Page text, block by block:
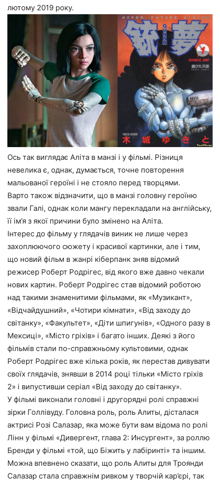
лютому 2019 року.
Ось так виглядає Аліта в манзі і у фільмі. Різниця
невелика є, однак, думається, точне повторення
мальованої героїні і не стояло перед творцями.
Варто також відзначити, що в манзі головну героїню
звали Галі, однак коли мангу перекладали на англійську,
її ім’я з якої причини було змінено на Аліта.
Інтерес до фільму у глядачів виник не лише через
захоплюючого сюжету і красивої картинки, але і тим,
що новий фільм в жанрі кіберпанк зняв відомий
режисер Роберт Родрігес, від якого вже давно чекали
нових картин. Роберт Родрігес став відомий роботою
над такими знаменитими фільмами, як «Музикант»,
«Відчайдушний», «Чотири кімнати», «Від заходу до
світанку», «Факультет», «Діти шпигунів», «Одного разу в
Мексиці», «Місто гріхів» і багато інших. Деякі з його
фільмів стали по-справжньому культовими, однак
Роберт Родрігес вже кілька років, як перестав дивувати
своїх глядачів, знявши в 2014 році тільки «Місто гріхів
2» і випустивши серіал «Від заходу до світанку».
У фільмі виконали головні і другорядні ролі справжні
зірки Голлівуду. Головна роль, роль Алиты, дісталася
актрисі Розі Салазар, яка може бути вам відома по ролі
Лінн у фільмі «Дивергент, глава 2: Инсургент», за роллю
Бренди у фільмі «той, що Біжить у лабіринті» та іншим.
Можна впевнено сказати, що роль Алиты для Троянди
Салазар стала справжнім ривком у творчій кар’єрі, так